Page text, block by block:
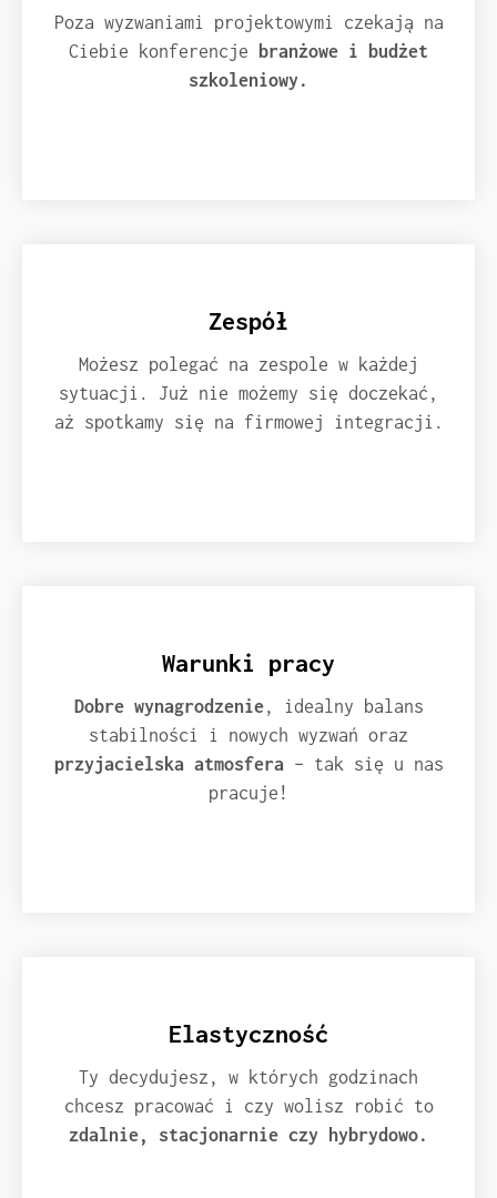
Poza wyzwaniami projektowymi czekają na
Ciebie konferencje
branżowe i budżet
szkoleniowy.
Zespół
Możesz polegać na zespole w każdej
sytuacji. Już nie możemy się doczekać,
aż spotkamy się na firmowej integracji.
Warunki pracy
Dobre wynagrodzenie, idealny balans
stabilności i nowych wyzwań oraz
przyjacielska atmosfera – tak się u nas
pracuje!
Elastyczność
Ty decydujesz, w których godzinach
chcesz pracować i czy wolisz robić to
zdalnie, stacjonarnie czy hybrydowo.